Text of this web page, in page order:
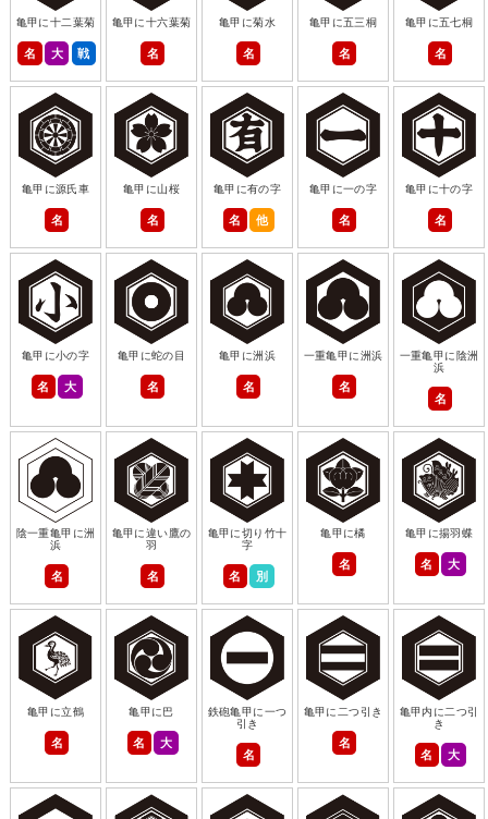
亀甲に十二葉菊
名 大 戦
亀甲に十六葉菊
名
亀甲に菊水
名
亀甲に五三桐
名
亀甲に五七桐
名
亀甲に源氏車
名
亀甲に山桜
名
亀甲に有の字
名 他
亀甲に一の字
名
亀甲に十の字
名
亀甲に小の字
名 大
亀甲に蛇の目
名
亀甲に洲浜
名
一重亀甲に洲浜
名
一重亀甲に陰洲
浜
名
陰一重亀甲に洲
浜
名
亀甲に違い鷹の
羽
名
亀甲に切り竹十
字
名 別
亀甲に橘
名
亀甲に揚羽蝶
名 大
亀甲に立鶴
名
亀甲に巴
名 大
鉄砲亀甲に一つ
引き
名
亀甲に二つ引き
名
亀甲内に二つ引
き
名 大